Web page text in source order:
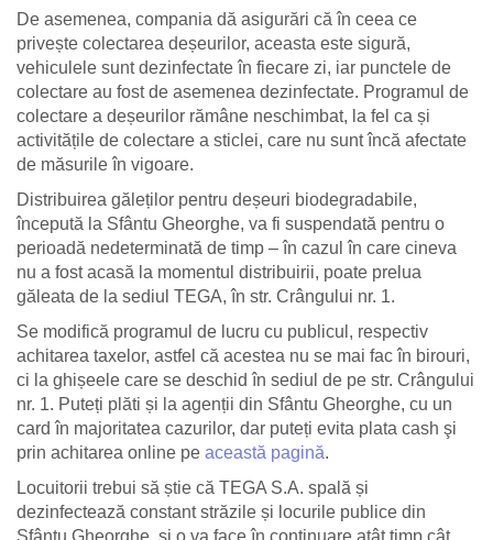
De asemenea, compania dă asigurări că în ceea ce
privește colectarea deșeurilor, aceasta este sigură,
vehiculele sunt dezinfectate în fiecare zi, iar punctele de
colectare au fost de asemenea dezinfectate. Programul de
colectare a deșeurilor rămâne neschimbat, la fel ca și
activitățile de colectare a sticlei, care nu sunt încă afectate
de măsurile în vigoare.
Distribuirea găleților pentru deșeuri biodegradabile,
începută la Sfântu Gheorghe, va fi suspendată pentru o
perioadă nedeterminată de timp – în cazul în care cineva
nu a fost acasă la momentul distribuirii, poate prelua
găleata de la sediul TEGA, în str. Crângului nr. 1.
Se modifică programul de lucru cu publicul, respectiv
achitarea taxelor, astfel că acestea nu se mai fac în birouri,
ci la ghișeele care se deschid în sediul de pe str. Crângului
nr. 1. Puteți plăti și la agenții din Sfântu Gheorghe, cu un
card în majoritatea cazurilor, dar puteți evita plata cash şi
prin achitarea online pe această pagină.
Locuitorii trebui să știe că TEGA S.A. spală și
dezinfectează constant străzile și locurile publice din
Sfântu Gheorghe, și o va face în continuare atât timp cât